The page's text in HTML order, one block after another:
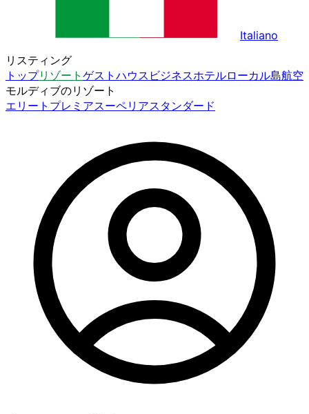
Italiano
リスティング
トップリゾート ゲストハウス ビジネスホテルローカル島航空
モルディブのリゾート
エリート プレミアスーペリアスタンダード